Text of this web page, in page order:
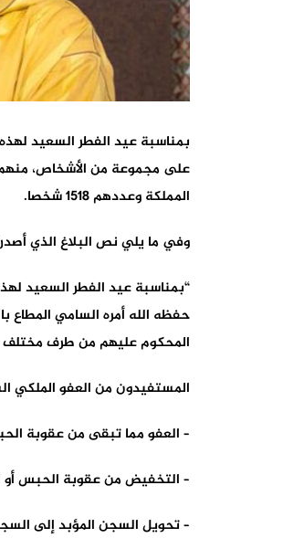
بمناسبة عيد الفطر السعيد
على مجموعة من الأشخاص،
المملكة وعددهم 1518 شخصا.
وفي ما يلي نص البلاغ الذي
حفظه الله أمره السامي
المحكوم عليهم من طرف مختلف محاكم
المستفيدون من العفو الملكي السامي
– العفو مما تبقى من عقوبة الحبس أو
– التخفيض من عقوبة الحبس أو السجن
– تحويل السجن المؤبد إلى السجن